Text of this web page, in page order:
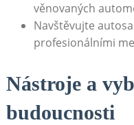
věnovaných
Navštěvujte
profesionálními
Nástroje a
budoucnosti